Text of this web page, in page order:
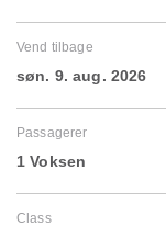
Vend tilbage
søn. 9. aug. 2026
Passagerer
1 Voksen
Class